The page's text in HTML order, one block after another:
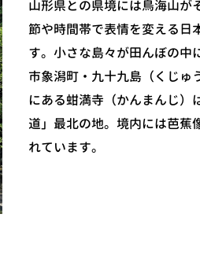
山形県との県境には鳥海山が
節や時間帯で表情を変える日
す。小さな島々が田んぼの中
市象潟町・九十九島（くじゅ
にある蚶満寺（かんまんじ）
道」最北の地。境内には芭蕉
れています。